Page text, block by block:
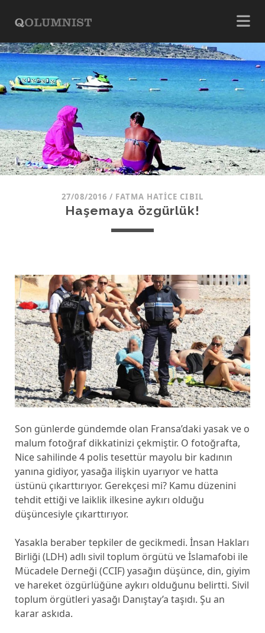
27/08/2016 / FATMA HATICE CIBIL
Haşemaya özgürlük!
Son günlerde gündemde olan Fransa’daki yasak ve o
malum fotoğraf dikkatinizi çekmiştir. O fotoğrafta,
Nice sahilinde 4 polis tesettür mayolu bir kadının
yanına gidiyor, yasağa ilişkin uyarıyor ve hatta
üstünü çıkarttırıyor. Gerekçesi mi? Kamu düzenini
tehdit ettiği ve laiklik ilkesine aykırı olduğu
düşüncesiyle çıkarttırıyor.
Yasakla beraber tepkiler de gecikmedi. İnsan Hakları
Birliği (LDH) adlı sivil toplum örgütü ve İslamafobi ile
Mücadele Derneği (CCIF) yasağın düşünce, din, giyim
ve hareket özgürlüğüne aykırı olduğunu belirtti. Sivil
toplum örgütleri yasağı Danıştay’a taşıdı. Şu an
karar askıda.